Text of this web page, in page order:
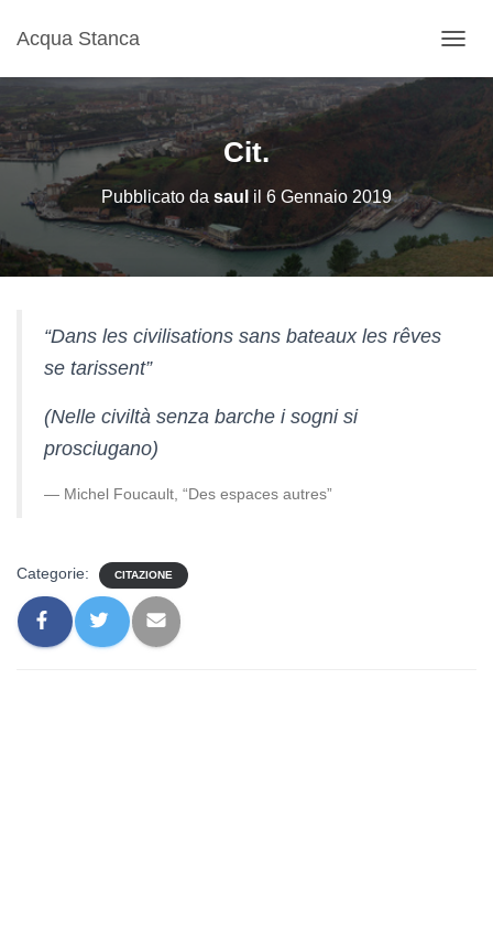
Acqua Stanca
A
I
N
Cit.
Pubblicato da saul il 6 Gennaio 2019
“Dans les civilisations sans bateaux les rêves
se tarissent”
(Nelle civiltà senza barche i sogni si
prosciugano)
— Michel Foucault, “Des espaces autres”
Categorie: CITAZIONE